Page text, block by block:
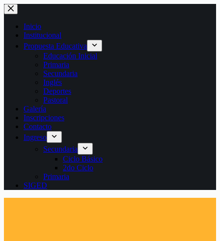
Saltar
al
contenido
Inicio
Institucional
Propuesta Educativa
Educación Inicial
Primaria
Secundaria
Inglés
Deportes
Pastoral
Galería
Inscripciones
Contacto
Ingreso
Secundaria
Ciclo Básico
2do Ciclo
Primaria
SIGED